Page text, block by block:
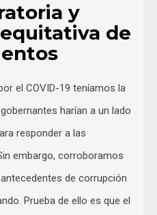
y
de
el COVID-19 teníamos la
harían a un lado
responder a las
embargo, corroboramos
de corrupción
Prueba de ello es que el